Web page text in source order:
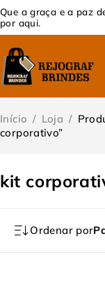
Que a graça e a paz
por aqui.
kit
Início / Loja /
corporativo”
Ordenar por